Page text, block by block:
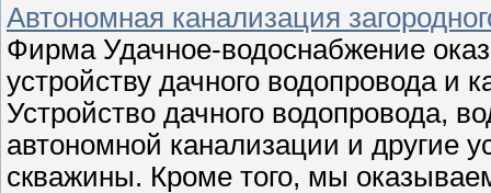
Автономная канализация
Фирма Удачное-водоснабжение
устройству дачного водопровода и
Устройство дачного водопровода,
автономной канализации и другие
скважины. Кроме того, мы